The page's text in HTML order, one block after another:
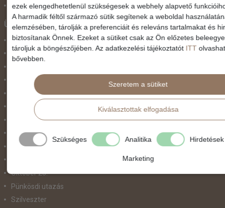
Vonat
Ünnepek
Adventi hetek
Húsvét
Karnevál
Két ünnep között
Május 1.
Március 15.
Mikulás
Nőnap
Október 23.
Pünkösdi utazás
Szilveszter
ezek elengedhetetlenül szükségesek a webhely alapvető
A harmadik féltől származó sütik segítenek a weboldal
elemzésében, tárolják a preferenciáit és releváns tartalmakat és
biztosítanak Önnek. Ezeket a sütiket csak az Ön előzetes
tároljuk a böngészőjében. Az adatkezelési tájékoztatót ITT
bővebben.
Szeretem a sütiket
Kiválasztottak elfogadása
Szükséges Analitika Hirdetések
Marketing